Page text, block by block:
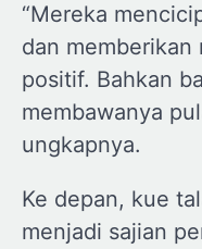
“Mereka
dan memberikan
positif. Bahkan
membawanya
ungkapnya.
Ke depan, kue
menjadi sajian